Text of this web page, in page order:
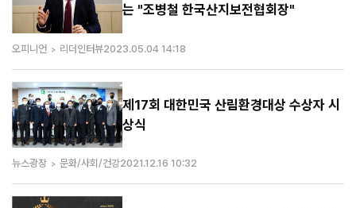
는 "조병철 한국산지보전협회장"
오피니언 리더인터뷰2023.05.04 14:18
제17회 대한민국 산림환경대상 수상자 시
상식
뉴스광장 문화/사회/건강2021.12.16 10:32